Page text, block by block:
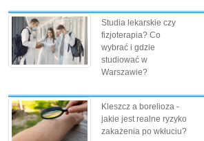
Studia lekarskie czy
fizjoterapia? Co
wybrać i gdzie
studiować w
Warszawie?
Kleszcz a borelioza -
jakie jest realne ryzyko
zakażenia po wkłuciu?